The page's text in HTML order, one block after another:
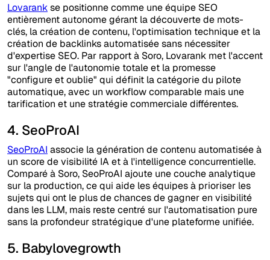
Lovarankse positionne comme une équipe SEO
entièrement autonome gérant la découverte de mots-
clés, la création de contenu, l'optimisation technique et la
création de backlinks automatisée sans nécessiter
d'expertise SEO. Par rapport à Soro, Lovarank met l'accent
sur l'angle de l'autonomie totale et la promesse
"configure et oublie" qui définit la catégorie du pilote
automatique, avec un workflow comparable mais une
tarification et une stratégie commerciale différentes.
4. SeoProAI
SeoProAI associe la génération de contenu automatisée à
un score de visibilité IA et à l'intelligence concurrentielle.
Comparé à Soro, SeoProAI ajoute une couche analytique
sur la production, ce qui aide les équipes à prioriser les
sujets qui ont le plus de chances de gagner en visibilité
dans les LLM, mais reste centré sur l'automatisation pure
sans la profondeur stratégique d'une plateforme unifiée.
5. Babylovegrowth